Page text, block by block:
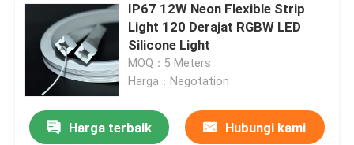
IP67 12W Neon Flexible Strip
Light 120 Derajat RGBW LED
Silicone Light
MOQ：5 Meters
Harga：Negotation
Harga terbaik Hubungi kami